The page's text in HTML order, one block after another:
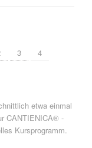
3 4
etwa einmal
CANTIENICA® -
Kursprogramm.